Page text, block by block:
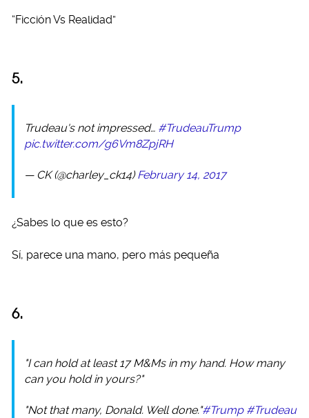
“Ficción Vs Realidad”
5.
Trudeau's not impressed… #TrudeauTrump
pic.twitter.com/g6Vm8ZpjRH
— CK (@charley_ck14)February 14, 2017
¿Sabes lo que es esto?
Sí, parece una mano, pero más pequeña
6.
"I can hold at least 17 M&Ms in my hand. How many
can you hold in yours?"
"Not that many, Donald. Well done."#Trump #Trudeau